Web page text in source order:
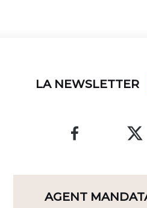
LA NEWSLETTER
AGENT